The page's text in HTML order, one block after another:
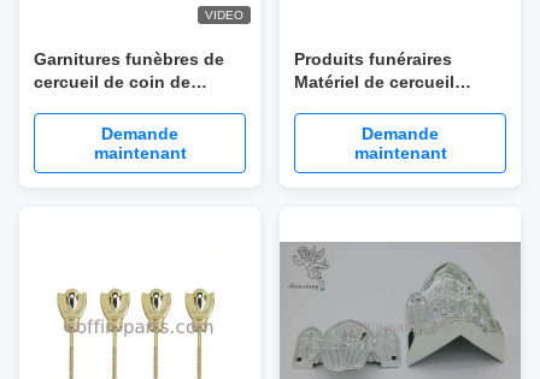
VIDEO
Garnitures funèbres de
cercueil de coin de
d'accessoires de cercueil
Demande
maintenant
Produits funéraires
Matériel de cercueil
Support de cercueil 1000
pièces / Ctn
Demande
maintenant